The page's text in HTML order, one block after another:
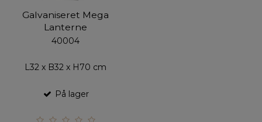
Galvaniseret Mega
Lanterne
40004
L32 x B32 x H70 cm
På lager